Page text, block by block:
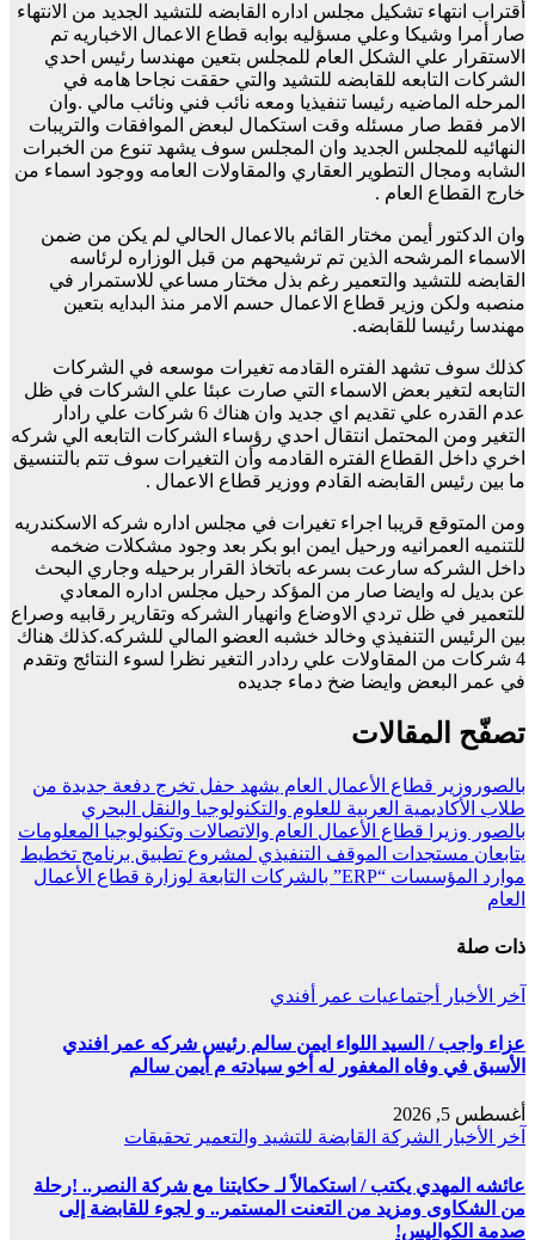
أقتراب انتهاء تشكيل مجلس اداره القابضه للتشيد الجديد من الانتهاء
صار أمرا وشيكا وعلي مسؤليه بوابه قطاع الاعمال الاخباريه تم
الاستقرار علي الشكل العام للمجلس بتعين مهندسا رئيس احدي
الشركات التابعه للقابضه للتشيد والتي حققت نجاحا هامه في
المرحله الماضيه رئيسا تنفيذيا ومعه نائب فني ونائب مالي .وان
الامر فقط صار مسئله وقت استكمال لبعض الموافقات والتريبات
النهائيه للمجلس الجديد وان المجلس سوف يشهد تنوع من الخبرات
الشابه ومجال التطوير العقاري والمقاولات العامه ووجود اسماء من
خارج القطاع العام .
وان الدكتور أيمن مختار القائم بالاعمال الحالي لم يكن من ضمن
الاسماء المرشحه الذين تم ترشيحهم من قبل الوزاره لرئاسه
القابضه للتشيد والتعمير رغم بذل مختار مساعي للاستمرار في
منصبه ولكن وزير قطاع الاعمال حسم الامر منذ البدايه بتعين
مهندسا رئيسا للقابضه.
كذلك سوف تشهد الفتره القادمه تغيرات موسعه في الشركات
التابعه لتغير بعض الاسماء التي صارت عبئا علي الشركات في ظل
عدم القدره علي تقديم اي جديد وان هناك 6 شركات علي رادار
التغير ومن المحتمل انتقال احدي رؤساء الشركات التابعه الي شركه
اخري داخل القطاع الفتره القادمه وأن التغيرات سوف تتم بالتنسيق
ما بين رئيس القابضه القادم ووزير قطاع الاعمال .
ومن المتوقع قريبا اجراء تغيرات في مجلس اداره شركه الاسكندريه
للتنميه العمرانيه ورحيل ايمن ابو بكر بعد وجود مشكلات ضخمه
داخل الشركه سارعت بسرعه باتخاذ القرار برحيله وجاري البحث
عن بديل له وايضا صار من المؤكد رحيل مجلس اداره المعادي
للتعمير في ظل تردي الاوضاع وانهيار الشركه وتقارير رقابيه وصراع
بين الرئيس التنفيذي وخالد خشبه العضو المالي للشركه.كذلك هناك
4 شركات من المقاولات علي ردادر التغير نظرا لسوء النتائج وتقدم
في عمر البعض وايضا ضخ دماء جديده
تصفّح المقالات
بالصوروزير قطاع الأعمال العام يشهد حفل تخرج دفعة جديدة من
طلاب الأكاديمية العربية للعلوم والتكنولوجيا والنقل البحري
بالصور وزيرا قطاع الأعمال العام والاتصالات وتكنولوجيا المعلومات
يتابعان مستجدات الموقف التنفيذي لمشروع تطبيق برنامج تخطيط
موارد المؤسسات “ERP” بالشركات التابعة لوزارة قطاع الأعمال
العام
ذات صلة
آخر الأخبار أجتماعيات عمر أفندي
عزاء واجب / السيد اللواء ايمن سالم رئيس شركه عمر افندي
الأسبق في وفاه المغفور له أخو سيادته م أيمن سالم
أغسطس 5, 2026
آخر الأخبار
الشركة القابضة للتشيد والتعمير تحقيقات
عائشه المهدي يكتب / استكمالاً لـ حكايتنا مع شركة النصر.. !رحلة
من الشكاوى ومزيد من التعنت المستمر.. و لجوء للقابضة إلى
صدمة الكواليس!